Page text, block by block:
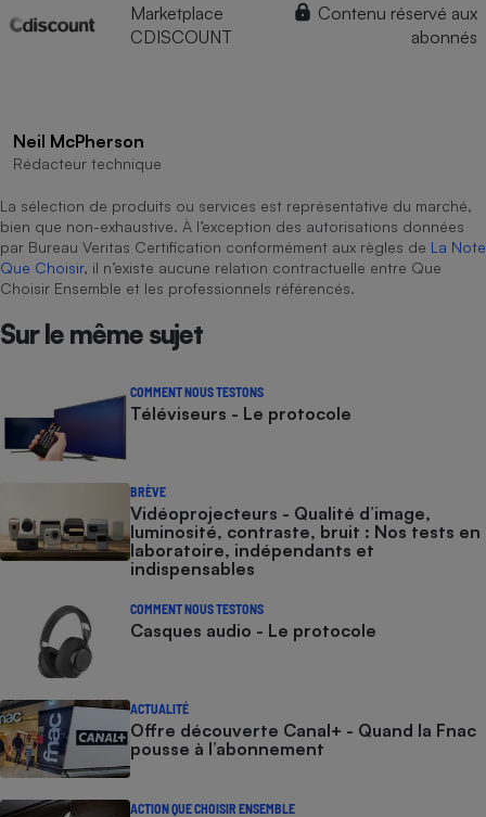
Marketplace
CDISCOUNT
Contenu réservé aux
abonnés
Neil McPherson
Rédacteur technique
La sélection de produits ou services est représentative du marché,
bien que non-exhaustive. À l’exception des autorisations données
par Bureau Veritas Certification conformément aux règles de La Note
Que Choisir, il n’existe aucune relation contractuelle entre Que
Choisir Ensemble et les professionnels référencés.
Sur le même sujet
COMMENT NOUS TESTONS
Téléviseurs - Le protocole
BRÈVE
Vidéoprojecteurs - Qualité d’image,
luminosité, contraste, bruit : Nos tests en
laboratoire, indépendants et
indispensables
COMMENT NOUS TESTONS
Casques audio - Le protocole
ACTUALITÉ
Offre découverte Canal+ - Quand la Fnac
pousse à l’abonnement
ACTION QUE CHOISIR ENSEMBLE